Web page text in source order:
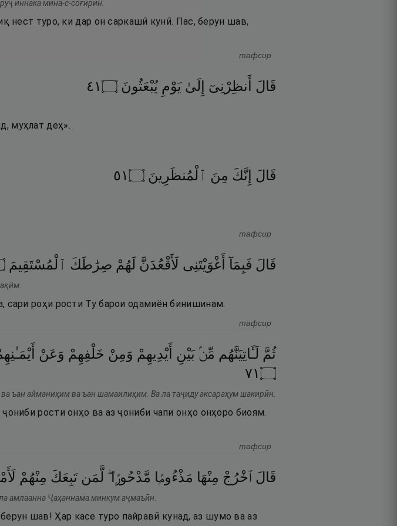
иннака мина-с-соғирӣн.
нест туро, ки дар он саркашӣ кунӣ. Пас, берун шав,
тафсир
قَالَ أَنظِرْنِىٓ إِلَىٰ يَوْمِ يُبْعَثُونَ ۝١٤
муҳлат деҳ».
قَالَ إِنَّكَ مِنَ ٱلْمُنظَرِينَ ۝١٥
тафсир
قَالَ فَبِمَآ أَغْوَيْتَنِى لَأَقْعُدَنَّ لَهُمْ صِرَٰطَكَ ٱلْمُسْتَقِيمَ
сари роҳи рости Ту барои одамиён бинишинам.
тафсир
ثُمَّ لَـَٔاتِيَنَّهُم مِّنۢ بَيْنِ أَيْدِيهِمْ وَمِنْ خَلْفِهِمْ وَعَنْ
۝١٧
ъан айманиҳим ва ъан шамаилиҳим. Ва ла таҷиду аксараҳум шакирӣн.
рости онҳо ва аз ҷониби чапи онҳо онҳоро биоям.
тафсир
قَالَ ٱخْرُجْ مِنْهَا مَذْءُومًۭا مَّدْحُورًۭا ۖ لَّمَن تَبِعَكَ مِنْهُمْ
амлаанна Ҷаҳаннама минкум аҷмаъӣн.
шав! Ҳар касе туро пайравӣ кунад, аз шумо ва аз